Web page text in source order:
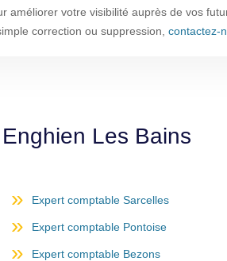
améliorer votre visibilité auprès de vos
correction ou suppression, contactez-
Les Bains
Expert comptable Sarcelles
Expert comptable Pontoise
Expert comptable Bezons